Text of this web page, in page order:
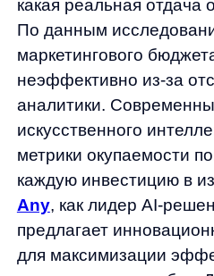
предлагает инновационные
для максимизации
маркетингового рубля.
как правильно рассчитать
и использовать данные для
и увеличения продаж.
Основные метрики
интернет-маркетинга:
ROAS
Традиционные показатели
(кликабельности) и CR